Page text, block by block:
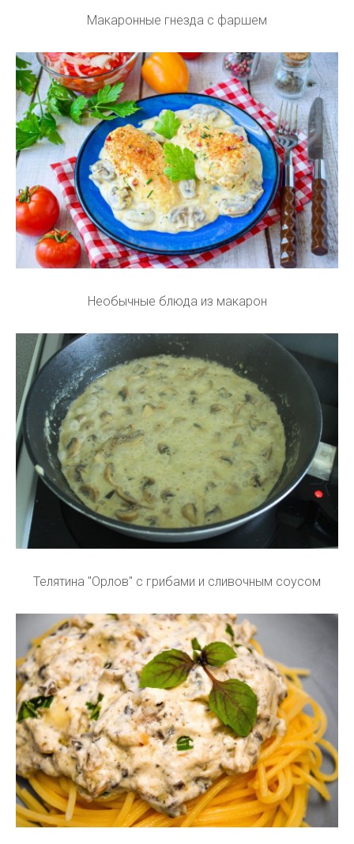
Макаронные гнезда с фаршем
Необычные блюда из макарон
Телятина "Орлов" с грибами и сливочным соусом